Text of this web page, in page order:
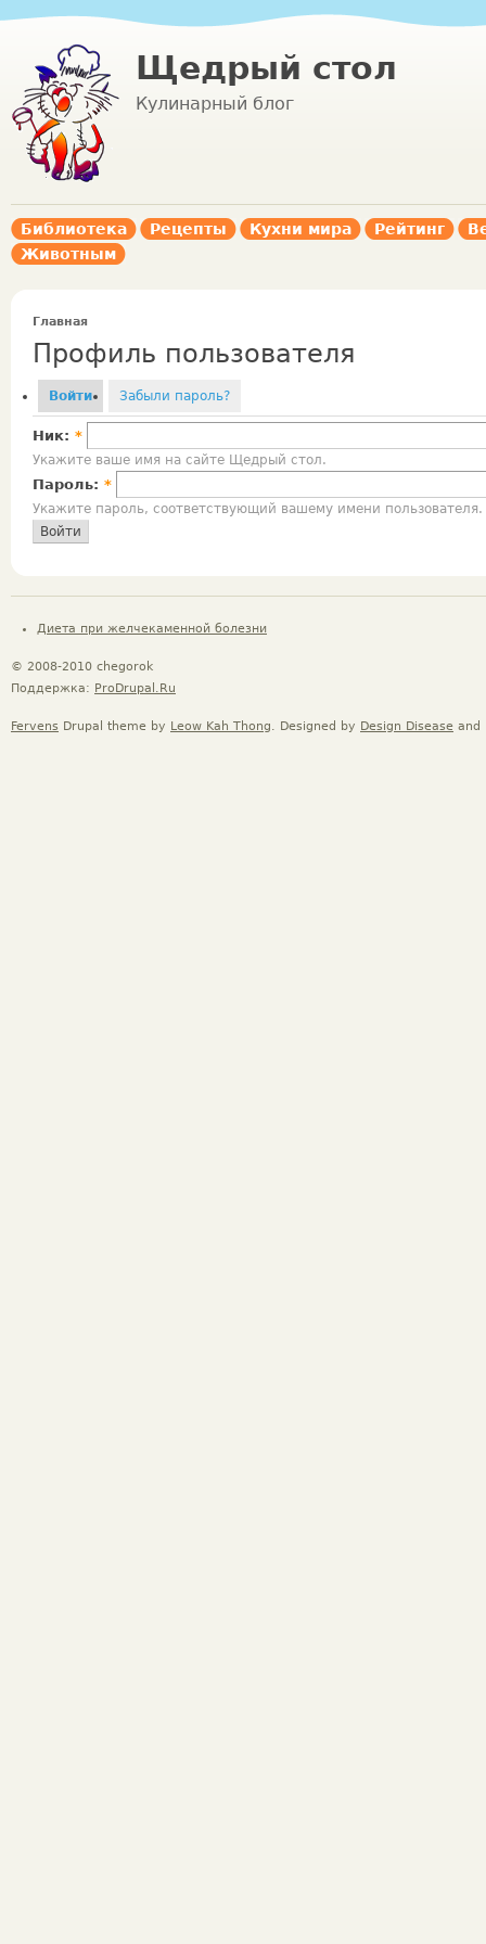
Щедрый стол
Кулинарный блог
Библиотека Рецепты Кухни мира Рейтинг
Животным
Главная
Профиль пользователя
Войти Забыли пароль?
Ник: *
Укажите ваше имя на сайте Щедрый стол.
Пароль: *
Укажите пароль, соответствующий вашему имени пользователя.
Диета при желчекаменной болезни
© 2008-2010 chegorok
Поддержка: ProDrupal.Ru
Fervens Drupal theme by Leow Kah Thong. Designed by Design Disease and